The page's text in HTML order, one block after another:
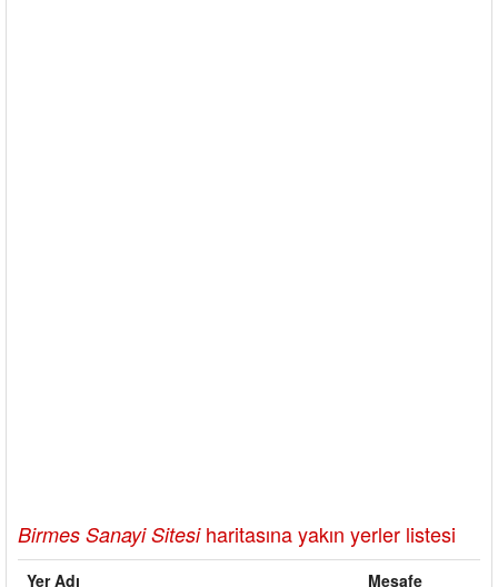
Birmes Sanayi Sitesiharitasına yakın yerler listesi
Yer Adı Mesafe